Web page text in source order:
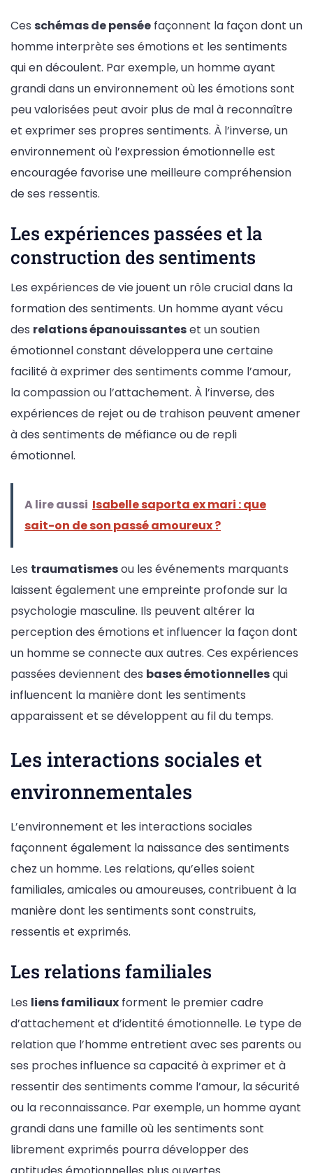
Ces schémas de pensée façonnent la façon dont un
homme interprète ses émotions et les sentiments
qui en découlent. Par exemple, un homme ayant
grandi dans un environnement où les émotions sont
peu valorisées peut avoir plus de mal à reconnaître
et exprimer ses propres sentiments. À l’inverse, un
environnement où l’expression émotionnelle est
encouragée favorise une meilleure compréhension
de ses ressentis.
Les expériences passées et la
construction des sentiments
Les expériences de vie jouent un rôle crucial dans la
formation des sentiments. Un homme ayant vécu
des relations épanouissanteset un soutien
émotionnel constant développera une certaine
facilité à exprimer des sentiments comme l’amour,
la compassion ou l’attachement. À l’inverse, des
expériences de rejet ou de trahison peuvent amener
à des sentiments de méfiance ou de repli
émotionnel.
A lire aussi Isabelle saporta ex mari : que
sait-on de son passé amoureux ?
Les traumatismesou les événements marquants
laissent également une empreinte profonde sur la
psychologie masculine. Ils peuvent altérer la
perception des émotions et influencer la façon dont
un homme se connecte aux autres. Ces expériences
passées deviennent des bases émotionnellesqui
influencent la manière dont les sentiments
apparaissent et se développent au fil du temps.
Les interactions sociales et
environnementales
L’environnement et les interactions sociales
façonnent également la naissance des sentiments
chez un homme. Les relations, qu’elles soient
familiales, amicales ou amoureuses, contribuent à la
manière dont les sentiments sont construits,
ressentis et exprimés.
Les relations familiales
Les liens familiaux forment le premier cadre
d’attachement et d’identité émotionnelle. Le type de
relation que l’homme entretient avec ses parents ou
ses proches influence sa capacité à exprimer et à
ressentir des sentiments comme l’amour, la sécurité
ou la reconnaissance. Par exemple, un homme ayant
grandi dans une famille où les sentiments sont
librement exprimés pourra développer des